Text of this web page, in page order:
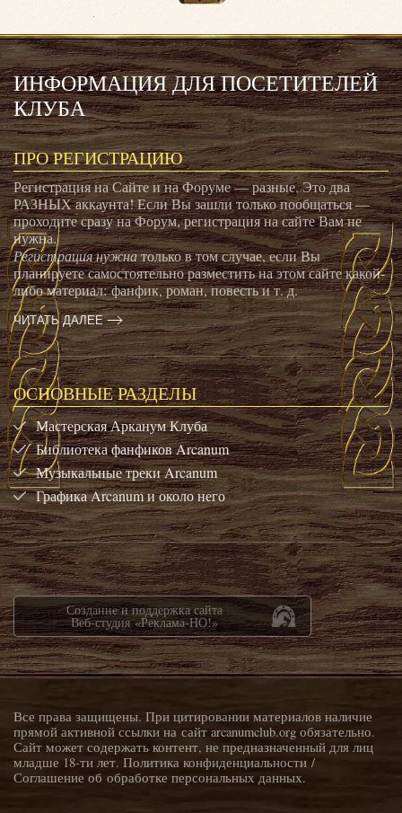
ИНФОРМАЦИЯ ДЛЯ ПОСЕТИТЕЛЕЙ
КЛУБА
ПРО РЕГИСТРАЦИЮ
Регистрация на Сайте и на Форуме — разные. Это два
РАЗНЫХ аккаунта! Если Вы зашли только пообщаться —
проходите сразу на Форум, регистрация на сайте Вам не
нужна.
Регистрация нужнатолько в том случае, если Вы
планируете самостоятельно разместить на этом сайте какой-
либо материал: фанфик, роман, повесть и т. д.
ЧИТАТЬ ДАЛЕЕ
ОСНОВНЫЕ РАЗДЕЛЫ
Мастерская Арканум Клуба
Библиотека фанфиков Arcanum
Музыкальные треки Arcanum
Графика Arcanum и около него
Создание и поддержка сайта
Веб-студия «Реклама-НО!»
Все права защищены. При цитировании материалов наличие
прямой активной ссылки на сайт arcanumclub.org обязательно.
Сайт может содержать контент, не предназначенный для лиц
младше 18-ти лет. Политика конфиденциальности /
Соглашение об обработке персональных данных.